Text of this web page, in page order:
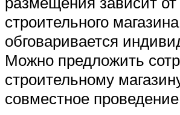
строительного
обговаривается
Можно предложить
строительному
совместное